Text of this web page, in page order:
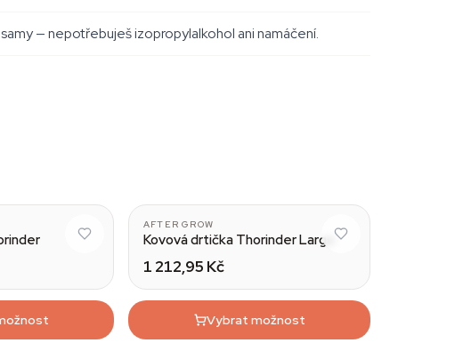
— nepotřebuješ izopropylalkohol ani namáčení.
AFTER GROW
Kovová drtička Thorinder Large
1 212,95 Kč
Vybrat možnost